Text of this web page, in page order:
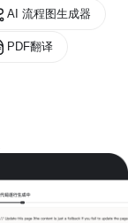
AI 流程图生成器
PDF翻译